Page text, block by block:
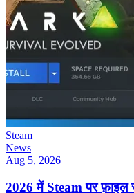
Steam
News
Aug 5, 2026
2026 में Steam पर